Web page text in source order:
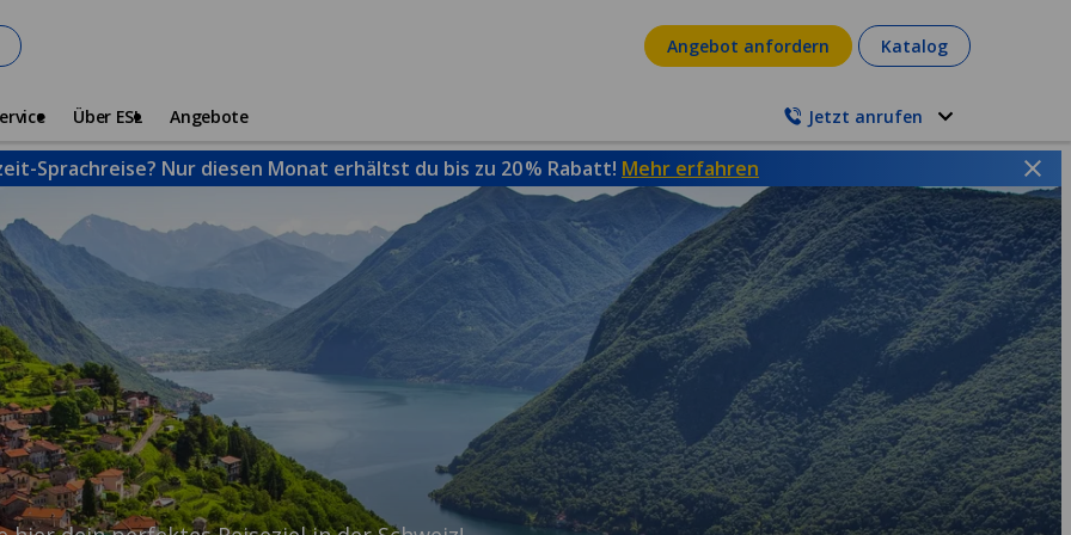
Angebot anfordern Katalog
Über ESL Angebote Jetzt anrufen
Sprachreise? Nur diesen Monat erhältst du bis zu 20 % Rabatt! Mehr erfahren